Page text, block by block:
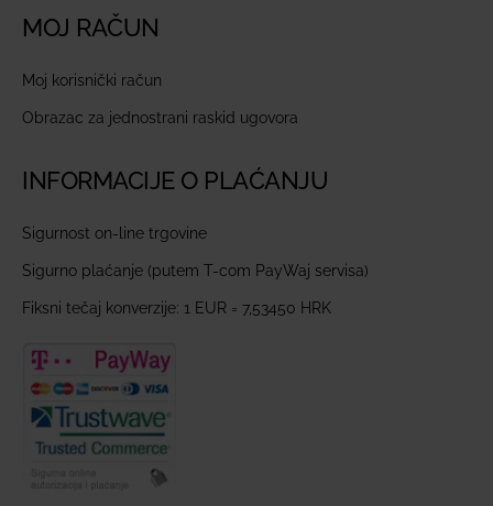
MOJ RAČUN
Moj korisnički račun
Obrazac za jednostrani raskid ugovora
INFORMACIJE O PLAĆANJU
Sigurnost on-line trgovine
Sigurno plaćanje (putem T-com PayWaj servisa)
Fiksni tečaj konverzije: 1 EUR = 7,53450 HRK